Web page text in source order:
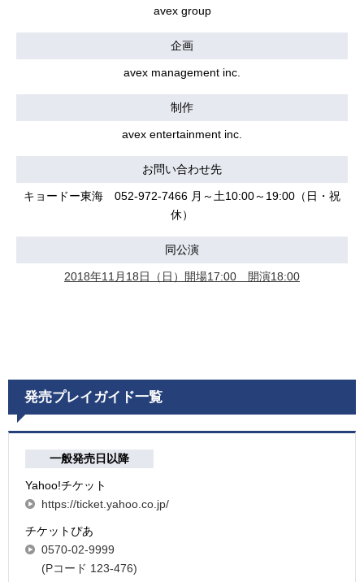
avex group
企画
avex management inc.
制作
avex entertainment inc.
お問い合わせ先
キョードー東海 052-972-7466 月～土10:00～19:00（日・祝
休）
同公演
2018年11月18日（日）開場17:00 開演18:00
発売プレイガイド一覧
一般発売日以降
Yahoo!チケット
https://ticket.yahoo.co.jp/
チケットぴあ
0570-02-9999
(Pコード 123-476)